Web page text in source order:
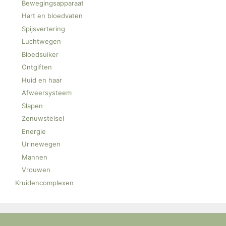
Bewegingsapparaat
Hart en bloedvaten
Spijsvertering
Luchtwegen
Bloedsuiker
Ontgiften
Huid en haar
Afweersysteem
Slapen
Zenuwstelsel
Energie
Urinewegen
Mannen
Vrouwen
Kruidencomplexen